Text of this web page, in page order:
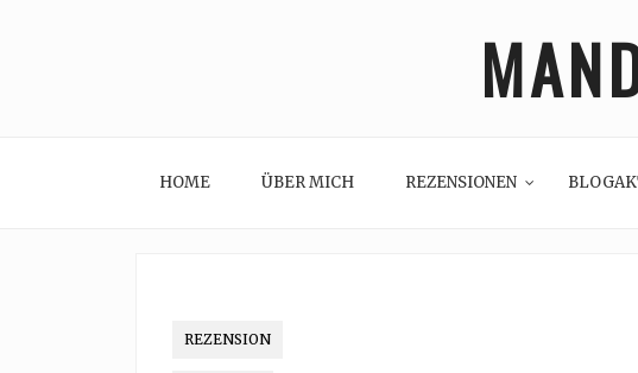
HOME ÜBER MICH REZENSIONEN
REZENSION